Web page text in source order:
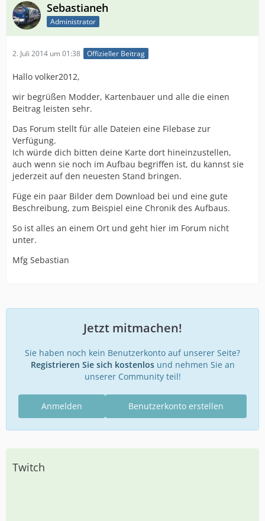
Sebastianeh
Administrator
2. Juli 2014 um 01:38 Offizieller Beitrag
Hallo volker2012,
wir begrüßen Modder, Kartenbauer und alle die einen
Beitrag leisten sehr.
Das Forum stellt für alle Dateien eine Filebase zur
Verfügung.
Ich würde dich bitten deine Karte dort hineinzustellen,
auch wenn sie noch im Aufbau begriffen ist, du kannst sie
jederzeit auf den neuesten Stand bringen.
Füge ein paar Bilder dem Download bei und eine gute
Beschreibung, zum Beispiel eine Chronik des Aufbaus.
So ist alles an einem Ort und geht hier im Forum nicht
unter.
Mfg Sebastian
Jetzt mitmachen!
Sie haben noch kein Benutzerkonto auf unserer Seite?
Registrieren Sie sich kostenlosund nehmen Sie an
unserer Community teil!
Benutzerkonto erstellen
Anmelden
Twitch